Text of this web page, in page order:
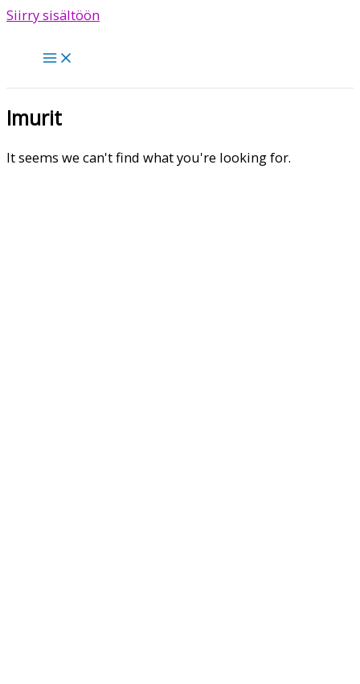
Siirry sisältöön
Imurit
It seems we can't find what you're looking for.